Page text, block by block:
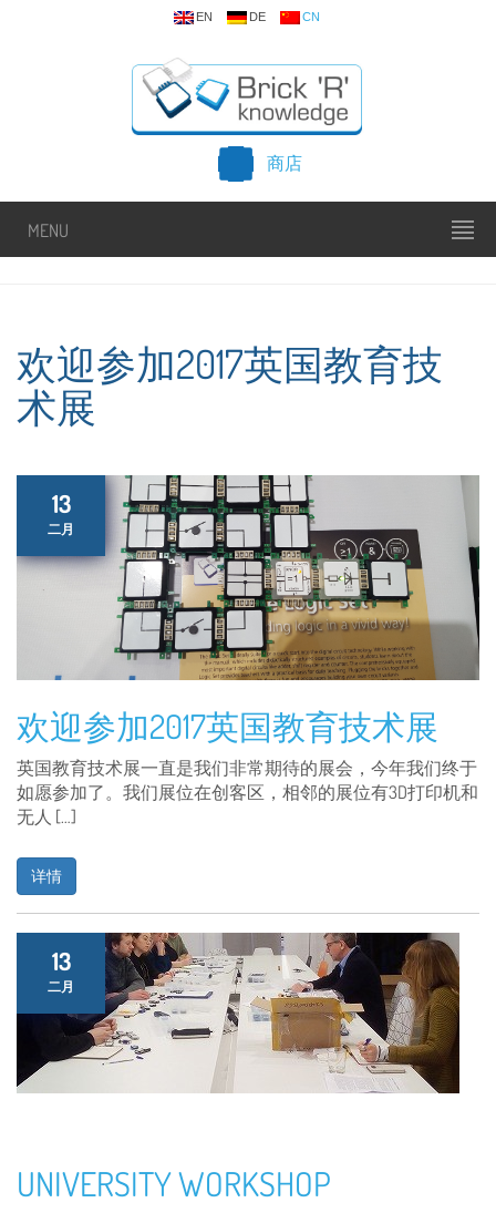
EN DE CN
商店
MENU
欢迎参加2017英国教育技
术展
13
二月
欢迎参加2017英国教育技术展
英国教育技术展一直是我们非常期待的展会，今年我们终于
如愿参加了。我们展位在创客区，相邻的展位有3D打印机和
无人 […]
详情
13
二月
UNIVERSITY WORKSHOP